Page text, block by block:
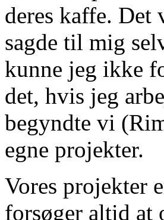
deres kaffe. Det
sagde til mig
kunne jeg ikke
det, hvis jeg
begyndte vi
egne projekter.
Vores projekter
forsøger altid at